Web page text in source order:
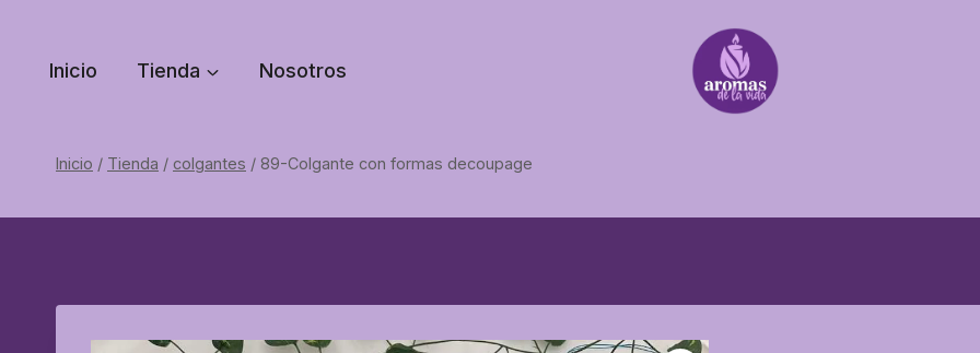
contenido
Inicio Tienda Nosotros
Inicio / Tienda / colgantes / 89-Colgante con formas decoupage